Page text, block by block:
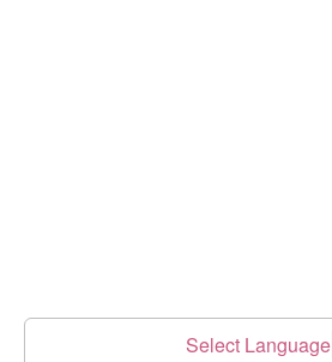
Select Language